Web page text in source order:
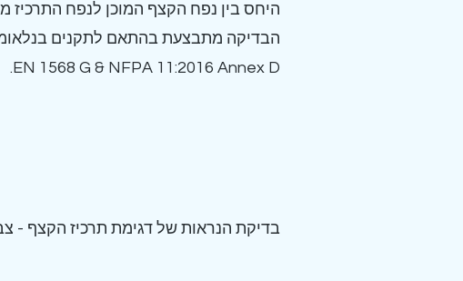
היחס בין נפח הקצף המוכן לנפח התרכיז
הבדיקה מתבצעת בהתאם לתקנים
EN 1568 G & NFPA 11:2016 Annex D.
בדיקת הנראות של דגימת תרכיז הקצף -